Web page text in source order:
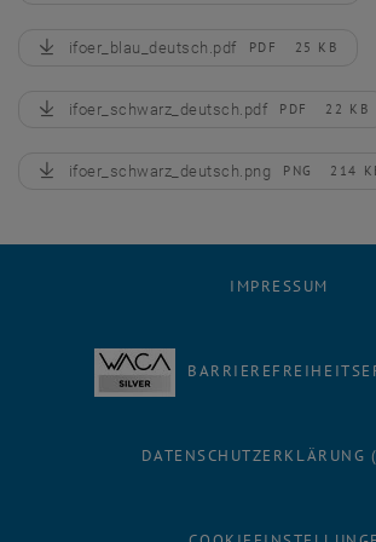
ifoer_blau_deutsch.pdf PDF 25 KB
, herunterladen
ifoer_schwarz_deutsch.pdf PDF 22 KB
, herunterladen
ifoer_schwarz_deutsch.png PNG 214
, herunterladen
IMPRESSUM
DATENSCHUTZERKLÄRUNG